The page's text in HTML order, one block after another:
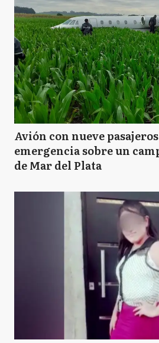
Avión con nueve
emergencia sobre un
de Mar del Plata